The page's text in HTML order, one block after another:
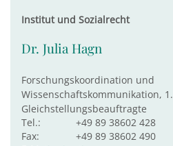
Institut und Sozialrecht
Dr. Julia Hagn
Forschungskoordination und
Wissenschaftskommunikation, 1.
Gleichstellungsbeauftragte
Tel.:
+49 89 38602 428
Fax:
+49 89 38602 490